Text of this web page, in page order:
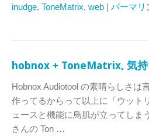
inudge, ToneMatrix, web | パーマリ
hobnox + ToneMatrix, 気持
Hobnox Audiotool の素晴らしさは
作ってるからって以上に「ウット
ェースと機能に鳥肌が立ってしま
さんの Ton …